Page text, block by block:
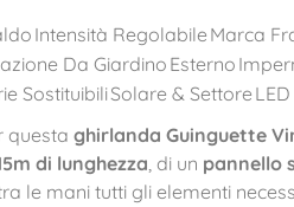
Intensità Regolabile Marca
Da GiardinoEsterno
SostituibiliSolare & Settore
questa ghirlanda Guinguette
di lunghezza, di un pannello
le mani tutti gli elementi